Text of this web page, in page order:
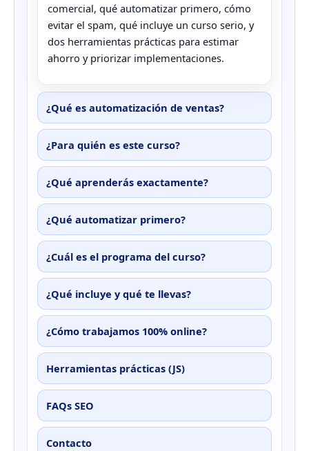
comercial, qué automatizar primero, cómo
evitar el spam, qué incluye un curso serio, y
dos herramientas prácticas para estimar
ahorro y priorizar implementaciones.
¿Qué es automatización de ventas?
¿Para quién es este curso?
¿Qué aprenderás exactamente?
¿Qué automatizar primero?
¿Cuál es el programa del curso?
¿Qué incluye y qué te llevas?
¿Cómo trabajamos 100% online?
Herramientas prácticas (JS)
FAQs SEO
Contacto